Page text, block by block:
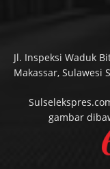
Jl. Inspeksi Waduk
Makassar, Sulawesi
gambar